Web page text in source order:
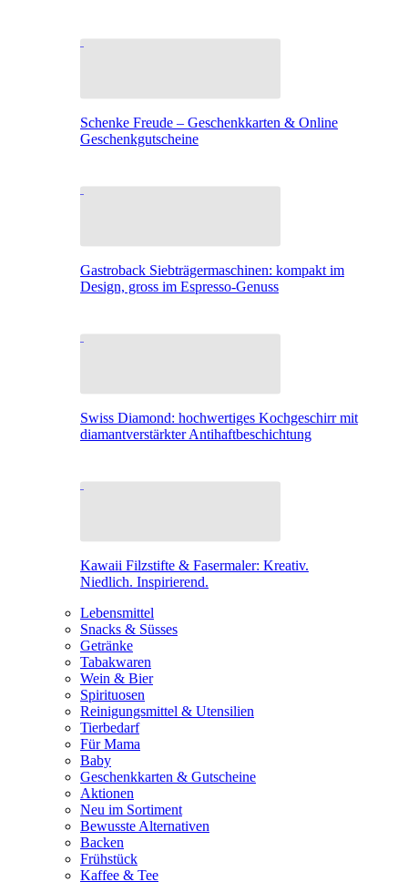
Schenke Freude – Geschenkkarten & Online
Geschenkgutscheine
Gastroback Siebträgermaschinen: kompakt im
Design, gross im Espresso-Genuss
Swiss Diamond: hochwertiges Kochgeschirr mit
diamantverstärkter Antihaftbeschichtung
Kawaii Filzstifte & Fasermaler: Kreativ.
Niedlich. Inspirierend.
Lebensmittel
Snacks & Süsses
Getränke
Tabakwaren
Wein & Bier
Spirituosen
Reinigungsmittel & Utensilien
Tierbedarf
Für Mama
Baby
Geschenkkarten & Gutscheine
Aktionen
Neu im Sortiment
Bewusste Alternativen
Backen
Frühstück
Kaffee & Tee